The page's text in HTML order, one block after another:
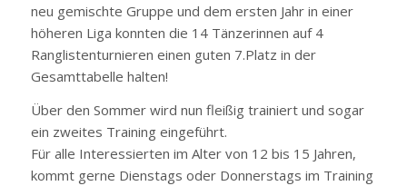
neu gemischte Gruppe und dem ersten Jahr in einer
höheren Liga konnten die 14 Tänzerinnen auf 4
Ranglistenturnieren einen guten 7.Platz in der
Gesamttabelle halten!
Über den Sommer wird nun fleißig trainiert und sogar
ein zweites Training eingeführt.
Für alle Interessierten im Alter von 12 bis 15 Jahren,
kommt gerne Dienstags oder Donnerstags im Training